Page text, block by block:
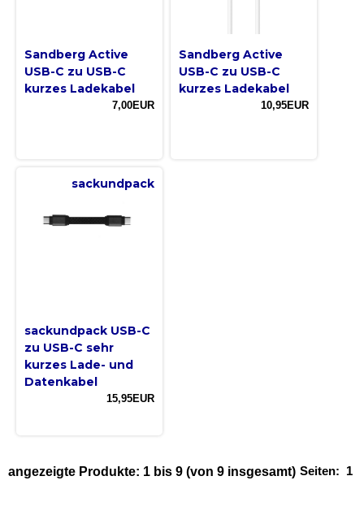
Sandberg Active
USB-C zu USB-C
kurzes Ladekabel
7,00EUR
Sandberg Active
USB-C zu USB-C
kurzes Ladekabel
10,95EUR
sackundpack
sackundpack USB-C
zu USB-C sehr
kurzes Lade- und
Datenkabel
15,95EUR
Seiten: 1
angezeigte Produkte: 1 bis 9 (von 9 insgesamt)